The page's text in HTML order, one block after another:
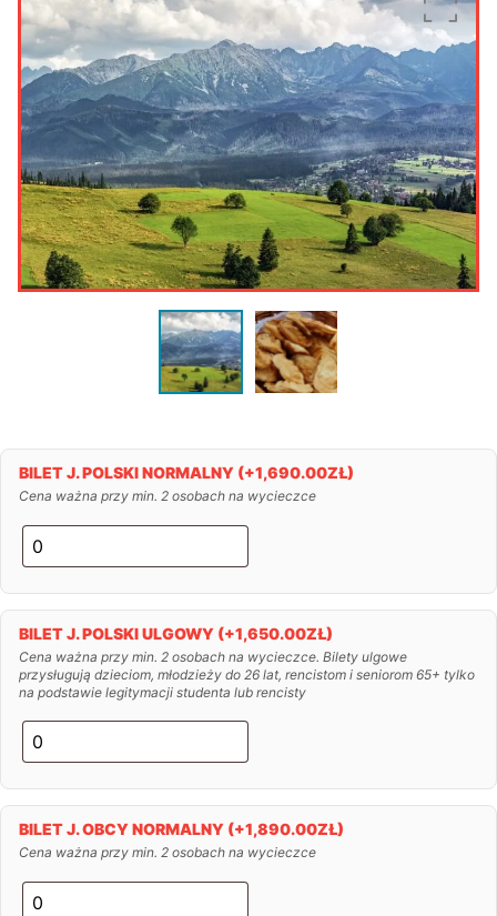
BILET J. POLSKI NORMALNY (+1,690.00ZŁ)
Cena ważna przy min. 2 osobach na wycieczce
BILET J. POLSKI ULGOWY (+1,650.00ZŁ)
Cena ważna przy min. 2 osobach na wycieczce. Bilety ulgowe
przysługują dzieciom, młodzieży do 26 lat, rencistom i seniorom 65+ tylko
na podstawie legitymacji studenta lub rencisty
BILET J. OBCY NORMALNY (+1,890.00ZŁ)
Cena ważna przy min. 2 osobach na wycieczce